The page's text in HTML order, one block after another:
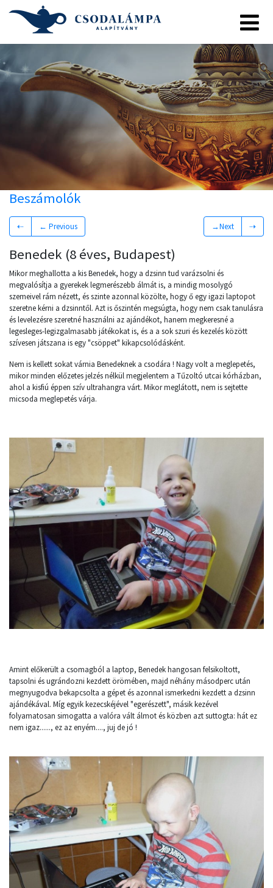
Beszámolók
⇠ ← Previous →Next ⇢
Benedek (8 éves, Budapest)
Mikor meghallotta a kis Benedek, hogy a dzsinn tud varázsolni és
megvalósítja a gyerekek legmerészebb álmát is, a mindig mosolygó
szemeivel rám nézett, és szinte azonnal közölte, hogy ő egy igazi laptopot
szeretne kérni a dzsinntől. Azt is őszintén megsúgta, hogy nem csak tanulásra
és levelezésre szeretné használni az ajándékot, hanem megkeresné a
legesleges-legizgalmasabb játékokat is, és a a sok szuri és kezelés között
szívesen játszana is egy "csöppet" kikapcsolódásként.
Nem is kellett sokat várnia Benedeknek a csodára ! Nagy volt a meglepetés,
mikor minden előzetes jelzés nélkül megjelentem a Tűzoltó utcai kórházban,
ahol a kisfiú éppen szív ultrahangra várt. Mikor meglátott, nem is sejtette
micsoda meglepetés várja.
Amint előkerült a csomagból a laptop, Benedek hangosan felsikoltott,
tapsolni és ugrándozni kezdett örömében, majd néhány másodperc után
megnyugodva bekapcsolta a gépet és azonnal ismerkedni kezdett a dzsinn
ajándékával. Míg egyik kezecskéjével "egerészett", másik kezével
folyamatosan simogatta a valóra vált álmot és közben azt suttogta: hát ez
nem igaz......, ez az enyém...., juj de jó !